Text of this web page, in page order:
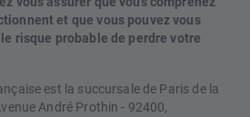
et que vous pouvez vous
risque probable de perdre votre
est la succursale de Paris de la
André Prothin - 92400,